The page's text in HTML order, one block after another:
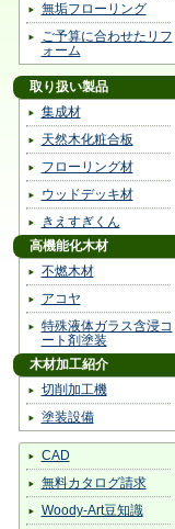
無垢フローリング
ご予算に合わせたリフ
ォーム
取り扱い製品
集成材
天然木化粧合板
フローリング材
ウッドデッキ材
きえすぎくん
高機能化木材
不燃木材
アコヤ
特殊液体ガラス含浸コ
ート剤塗装
木材加工紹介
切削加工機
塗装設備
CAD
無料カタログ請求
Woody-Art豆知識